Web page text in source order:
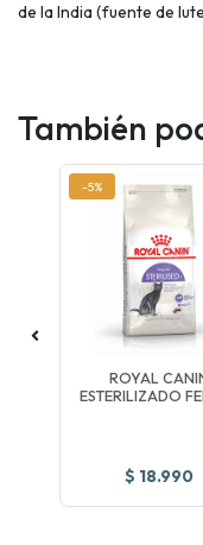
de la India (fuente de
También
-5%
ROYAL
ESTERILIZADO
$ 18.990